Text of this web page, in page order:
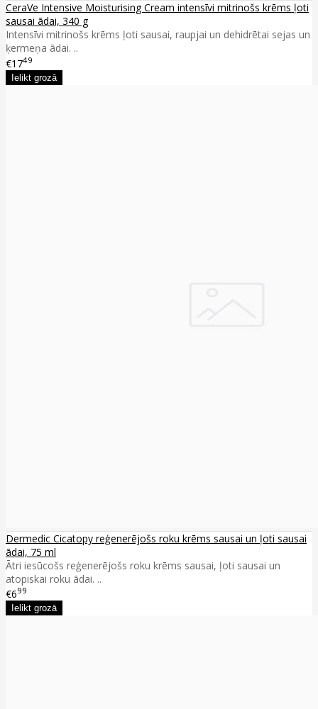
CeraVe Intensive Moisturising Cream intensīvi mitrinošs krēms ļoti
sausai ādai, 340 g
Intensīvi mitrinošs krēms ļoti sausai, raupjai un dehidrētai sejas un
ķermeņa ādai. ..
€1749
Dermedic Cicatopy reģenerējošs roku krēms sausai un ļoti sausai
ādai, 75 ml
Ātri iesūcošs reģenerējošs roku krēms sausai, ļoti sausai un
atopiskai roku ādai. ..
€699